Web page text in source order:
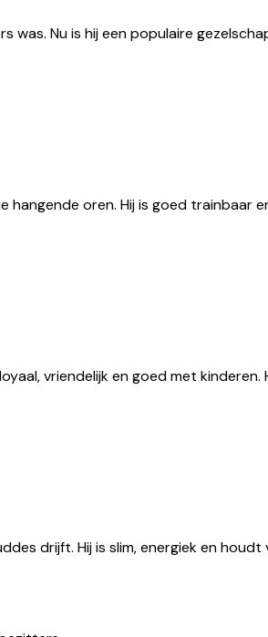
was. Nu is hij een populaire
hangende oren. Hij is goed
vriendelijk en goed met
drijft. Hij is slim, energiek en